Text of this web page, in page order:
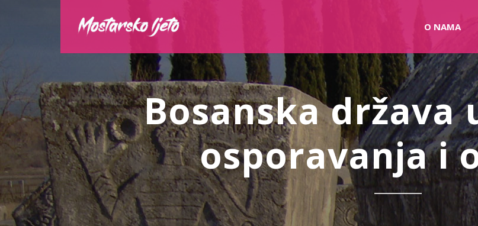
O NAMA
Bosanska država
osporavanja i